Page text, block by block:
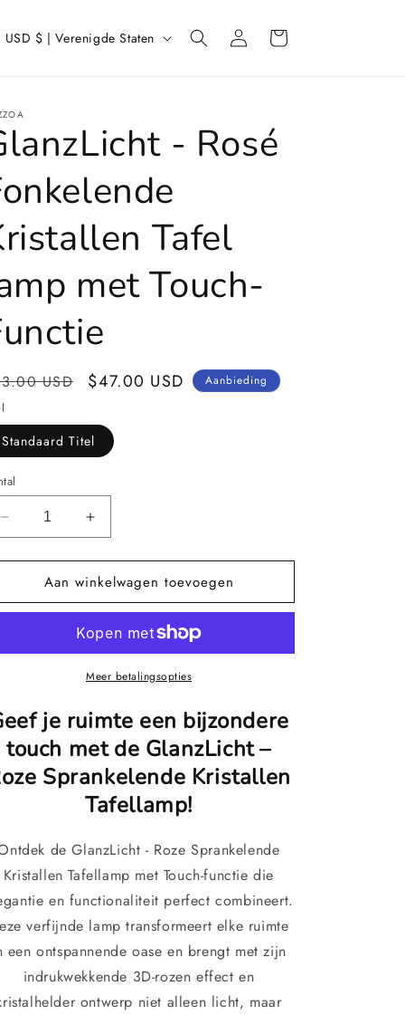
USD $ | Verenigde Staten InloggenWinkelwagen
- Rosé
Tafel
met Touch-
USD Aanbiedingsprijs
$47.00 USD Aanbieding
Standaard Titel
Aantal
verlagen
voor
GlanzLicht
-
Fonkelende
Kristallen
met
Touch-
Functie
Aantal
verhogen
voor
GlanzLicht
-
Fonkelende
Kristallen
Tafel
met
Touch-
Functie
Aan winkelwagen toevoegen
Meer betalingsopties
je ruimte een bijzondere
touch met de GlanzLicht –
Sprankelende Kristallen
Tafellamp!
de GlanzLicht - Roze Sprankelende
Kristallen Tafellamp met Touch-functie die
en functionaliteit perfect combineert.
verfijnde lamp transformeert elke ruimte
een ontspannende oase en brengt met zijn
indrukwekkende 3D-rozen effect en
ontwerp niet alleen licht, maar